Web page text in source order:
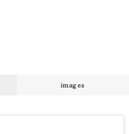
images